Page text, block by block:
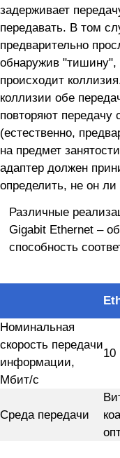
задерживает
передавать. В том
предварительно
обнаружив "тишину",
происходит
коллизии обе
повторяют передачу
(естественно,
на предмет
адаптер должен
определить, не он
Различные
Gigabit Ethernet –
способность
Номинальная
скорость передачи
информации,
Мбит/с
10
Среда передачи